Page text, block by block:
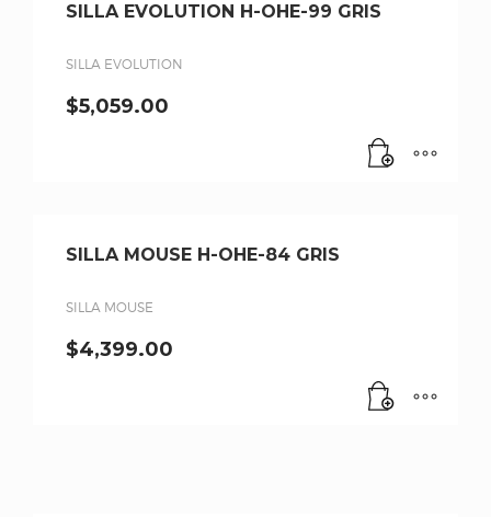
SILLA EVOLUTION H-OHE-99 GRIS
SILLA EVOLUTION
$5,059.00
SILLA MOUSE H-OHE-84 GRIS
SILLA MOUSE
$4,399.00